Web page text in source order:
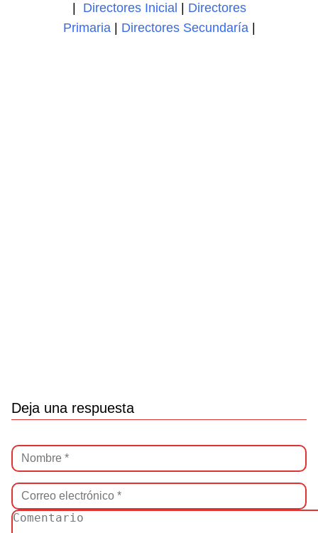
Directores Inicial
Directores
Primaria| Directores Secundaría|
Deja una respuesta